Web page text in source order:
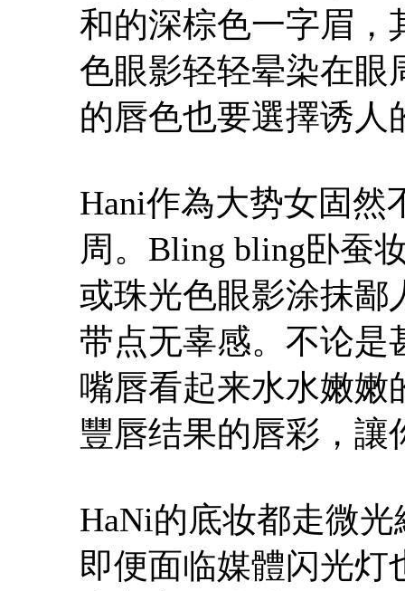
和的深棕色一字眉，
色眼影轻轻晕染在眼
的唇色也要選擇诱人
Hani作為大势女固然
周。Bling bling卧蚕
或珠光色眼影涂抹鄙
带点无辜感。不论是
嘴唇看起来水水嫩嫩
豐唇结果的唇彩，讓
HaNi的底妆都走微
即便面临媒體闪光灯